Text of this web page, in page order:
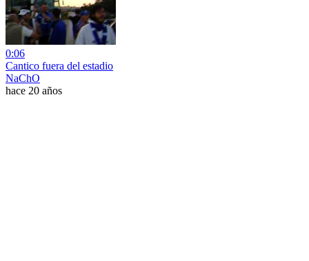
0:06
Cantico fuera del estadio
NaChO
hace 20 años